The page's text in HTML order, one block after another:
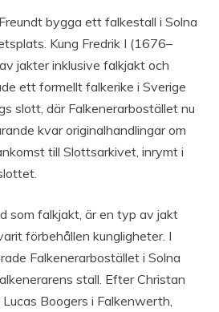
bygga ett falkestall i Solna
Kung Fredrik I (1676–
jakter inklusive falkjakt och
ett formellt falkerike i Sverige
slott, där Falkenerarbostället nu
kvar originalhandlingar om
till Slottsarkivet, inrymt i
som falkjakt, är en typ av jakt
förbehållen kungligheter. I
Falkenerarbostället i Solna
stall. Efter Christan
Boogers i Falkenwerth,